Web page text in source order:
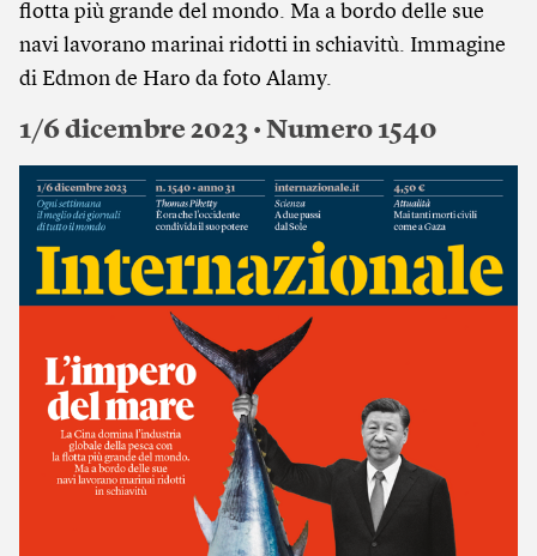
flotta più grande del mondo. Ma a bordo delle sue
navi lavorano marinai ridotti in schiavitù. Immagine
di Edmon de Haro da foto Alamy.
1/6 dicembre 2023 • Numero 1540